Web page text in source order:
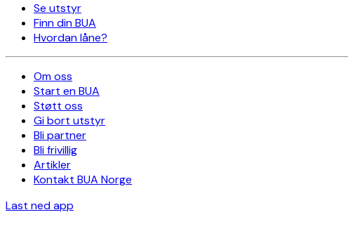
Se utstyr
Finn din BUA
Hvordan låne?
Om oss
Start en BUA
Støtt oss
Gi bort utstyr
Bli partner
Bli frivillig
Artikler
Kontakt BUA Norge
Last ned app